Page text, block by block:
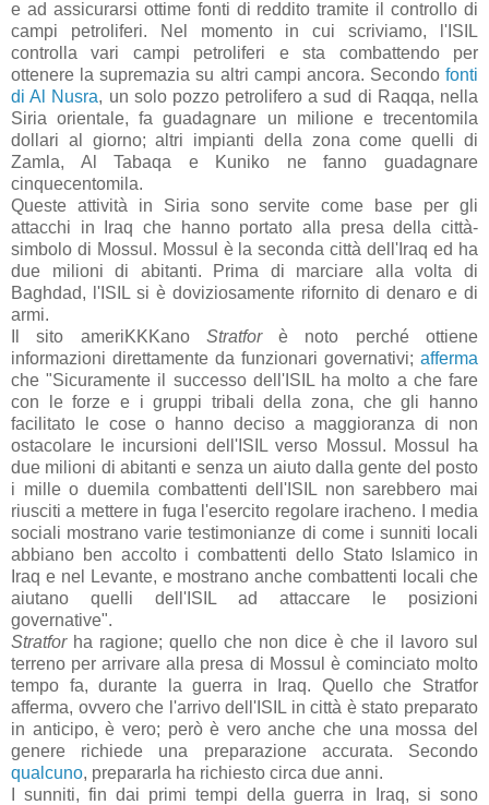
e ad assicurarsi ottime fonti di reddito tramite il controllo di
campi petroliferi. Nel momento in cui scriviamo, l'ISIL
controlla vari campi petroliferi e sta combattendo per
ottenere la supremazia su altri campi ancora. Secondo fonti
di Al Nusra, un solo pozzo petrolifero a sud di Raqqa, nella
Siria orientale, fa guadagnare un milione e trecentomila
dollari al giorno; altri impianti della zona come quelli di
Zamla, Al Tabaqa e Kuniko ne fanno guadagnare
cinquecentomila.
Queste attività in Siria sono servite come base per gli
attacchi in Iraq che hanno portato alla presa della città-
simbolo di Mossul. Mossul è la seconda città dell'Iraq ed ha
due milioni di abitanti. Prima di marciare alla volta di
Baghdad, l'ISIL si è doviziosamente rifornito di denaro e di
armi.
Il sito ameriKKKano Stratforè noto perché ottiene
informazioni direttamente da funzionari governativi; afferma
che "Sicuramente il successo dell'ISIL ha molto a che fare
con le forze e i gruppi tribali della zona, che gli hanno
facilitato le cose o hanno deciso a maggioranza di non
ostacolare le incursioni dell'ISIL verso Mossul. Mossul ha
due milioni di abitanti e senza un aiuto dalla gente del posto
i mille o duemila combattenti dell'ISIL non sarebbero mai
riusciti a mettere in fuga l'esercito regolare iracheno. I media
sociali mostrano varie testimonianze di come i sunniti locali
abbiano ben accolto i combattenti dello Stato Islamico in
Iraq e nel Levante, e mostrano anche combattenti locali che
aiutano quelli dell'ISIL ad attaccare le posizioni
governative".
Stratforha ragione; quello che non dice è che il lavoro sul
terreno per arrivare alla presa di Mossul è cominciato molto
tempo fa, durante la guerra in Iraq. Quello che Stratfor
afferma, ovvero che l'arrivo dell'ISIL in città è stato preparato
in anticipo, è vero; però è vero anche che una mossa del
genere richiede una preparazione accurata. Secondo
qualcuno, prepararla ha richiesto circa due anni.
I sunniti, fin dai primi tempi della guerra in Iraq, si sono